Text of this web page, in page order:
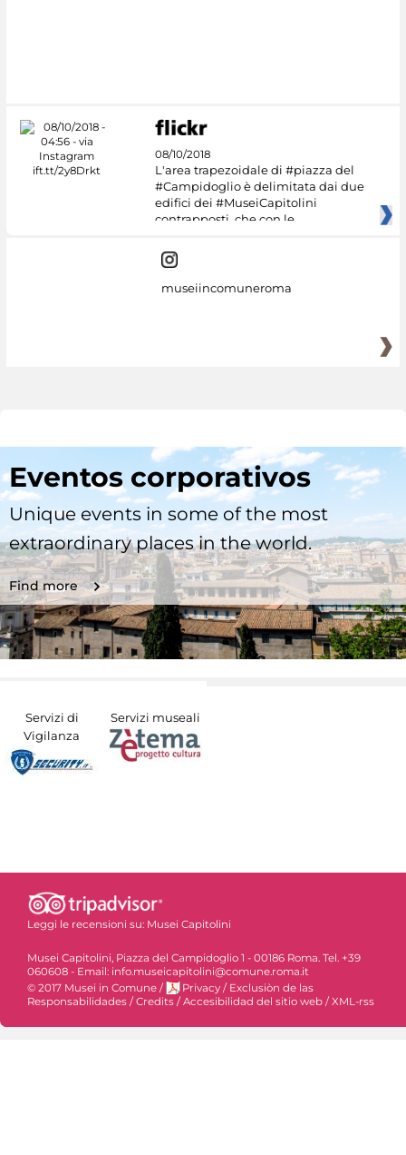
08/10/2018
L'area trapezoidale di #piazza del
#Campidoglio è delimitata dai due
edifici dei #MuseiCapitolini
contrapposti, che con le
museiincomuneroma
Eventos corporativos
Unique events in some of the most
extraordinary places in the world.
Find more
Servizi di
Vigilanza
Servizi museali
Leggi le recensioni su: Musei Capitolini
Musei Capitolini, Piazza del Campidoglio 1 - 00186 Roma. Tel. +39
060608 - Email: info.museicapitolini@comune.roma.it
© 2017 Musei in Comune / Privacy / Exclusiòn de las
Responsabilidades / Credits / Accesibilidad del sitio web / XML-rss